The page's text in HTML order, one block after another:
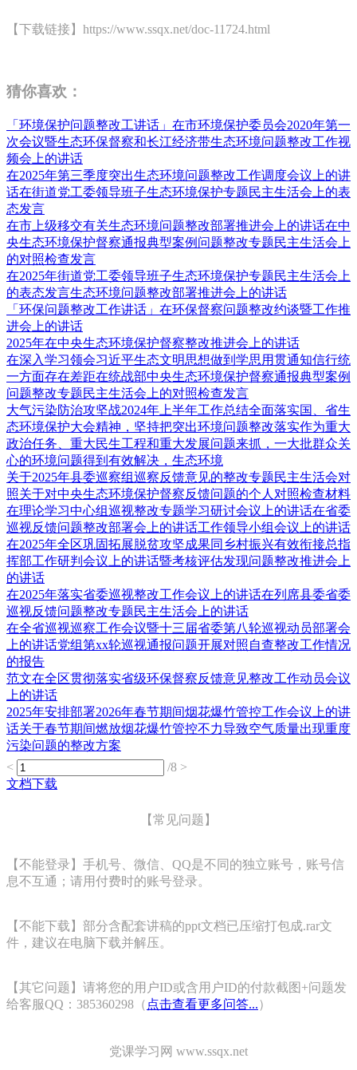
【下载链接】https://www.ssqx.net/doc-11724.html
猜你喜欢：
「环境保护问题整改工讲话」在市环境保护委员会2020年第一
次会议暨生态环保督察和长江经济带生态环境问题整改工作视
频会上的讲话
在2025年第三季度突出生态环境问题整改工作调度会议上的讲
话在街道党工委领导班子生态环境保护专题民主生活会上的表
态发言
在市上级移交有关生态环境问题整改部署推进会上的讲话在中
央生态环境保护督察通报典型案例问题整改专题民主生活会上
的对照检查发言
在2025年街道党工委领导班子生态环境保护专题民主生活会上
的表态发言生态环境问题整改部署推进会上的讲话
「环保问题整改工作讲话」在环保督察问题整改约谈暨工作推
进会上的讲话
2025年在中央生态环境保护督察整改推进会上的讲话
在深入学习领会习近平生态文明思想做到学思用贯通知信行统
一方面存在差距在统战部中央生态环境保护督察通报典型案例
问题整改专题民主生活会上的对照检查发言
大气污染防治攻坚战2024年上半年工作总结全面落实国、省生
态环境保护大会精神，坚持把突出环境问题整改落实作为重大
政治任务、重大民生工程和重大发展问题来抓，一大批群众关
心的环境问题得到有效解决，生态环境
关于2025年县委巡察组巡察反馈意见的整改专题民主生活会对
照关于对中央生态环境保护督察反馈问题的个人对照检查材料
在理论学习中心组巡视整改专题学习研讨会议上的讲话在省委
巡视反馈问题整改部署会上的讲话工作领导小组会议上的讲话
在2025年全区巩固拓展脱贫攻坚成果同乡村振兴有效衔接总指
挥部工作研判会议上的讲话暨考核评估发现问题整改推进会上
的讲话
在2025年落实省委巡视整改工作会议上的讲话在列席县委省委
巡视反馈问题整改专题民主生活会上的讲话
在全省巡视巡察工作会议暨十三届省委第八轮巡视动员部署会
上的讲话党组第xx轮巡视通报问题开展对照自查整改工作情况
的报告
范文在全区贯彻落实省级环保督察反馈意见整改工作动员会议
上的讲话
2025年安排部署2026年春节期间烟花爆竹管控工作会议上的讲
话关于春节期间燃放烟花爆竹管控不力导致空气质量出现重度
污染问题的整改方案
<
/8 >
文档下载
【常见问题】
【不能登录】手机号、微信、QQ是不同的独立账号，账号信
息不互通；请用付费时的账号登录。
【不能下载】部分含配套讲稿的ppt文档已压缩打包成.rar文
件，建议在电脑下载并解压。
【其它问题】请将您的用户ID或含用户ID的付款截图+问题发
给客服QQ：385360298（ 点击查看更多问答...）
党课学习网 www.ssqx.net